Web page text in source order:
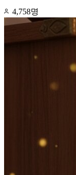
4,758명